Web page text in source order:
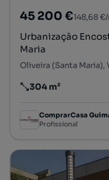
45 200 €148,68
Urbanização
Maria
Oliveira (Santa Maria),
Preço por metro
304 m²
ComprarCasa
Profissional